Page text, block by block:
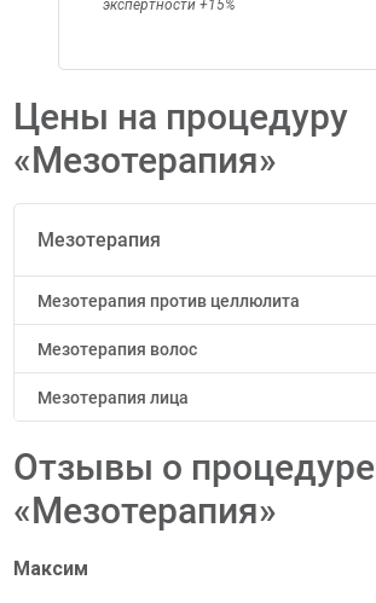
экспертности +15%
Цены на процедуру
«Мезотерапия»
Мезотерапия
Мезотерапия против целлюлита
Мезотерапия волос
Мезотерапия лица
Отзывы о процедуре
«Мезотерапия»
Максим